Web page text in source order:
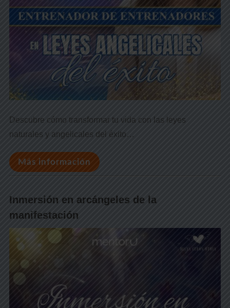
Descubre cómo transformar tu vida con las leyes
naturales y angelicales del éxito…
Más información
Inmersión en arcángeles de la
manifestación